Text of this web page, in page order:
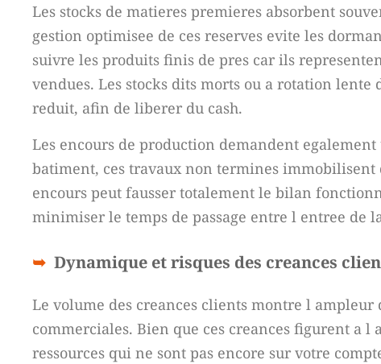
Les stocks de matieres premieres absorbent
gestion optimisee de ces reserves evite les
suivre les produits finis de pres car ils
vendues. Les stocks dits morts ou a rotation
reduit, afin de liberer du cash.
Les encours de production demandent
batiment, ces travaux non termines immobilisent
encours peut fausser totalement le bilan
minimiser le temps de passage entre l entree de
Dynamique et risques des creances
Le volume des creances clients montre l ampleur
commerciales. Bien que ces creances figurent a
ressources qui ne sont pas encore sur votre